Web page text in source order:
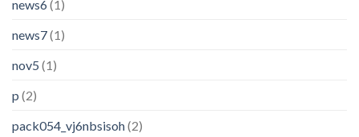
news6(1)
news7(1)
nov5 (1)
p (2)
pack054_vj6nbsisoh(2)